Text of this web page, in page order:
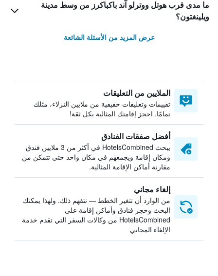
ما مدى قرب هوتل ووترلو آند باكباكرز من وسط مدينة
ويلينغتون؟
عرض المزيد من الأسئلة الشائعة
الملايين من التعليقات
تقييمات وتعليقات حقيقية من ملايين النزلاء، مثلك
تمامًا. احجز إقامتك المثالية بكل ثقة!
أفضل صفقات الفنادق
يبحث HotelsCombined في أكثر من 3 ملايين فندق
ومكان إقامة ويجمعهم في مكان واحد حتى تتمكن من
مقارنة أماكن الإقامة المثالية.
إلغاء مجاني
من الوارد أن تتغير الخطط — نتفهم ذلك. ولهذا يمكنك
البحث وحجز فنادق وأماكن إقامة على
HotelsCombined من وكالات السفر التي تقدم خدمة
الإلغاء المجاني